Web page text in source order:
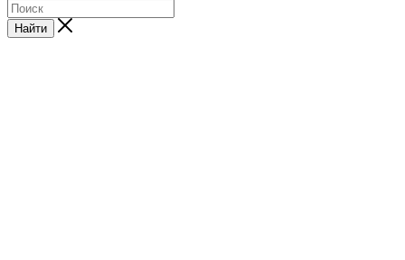
Найти